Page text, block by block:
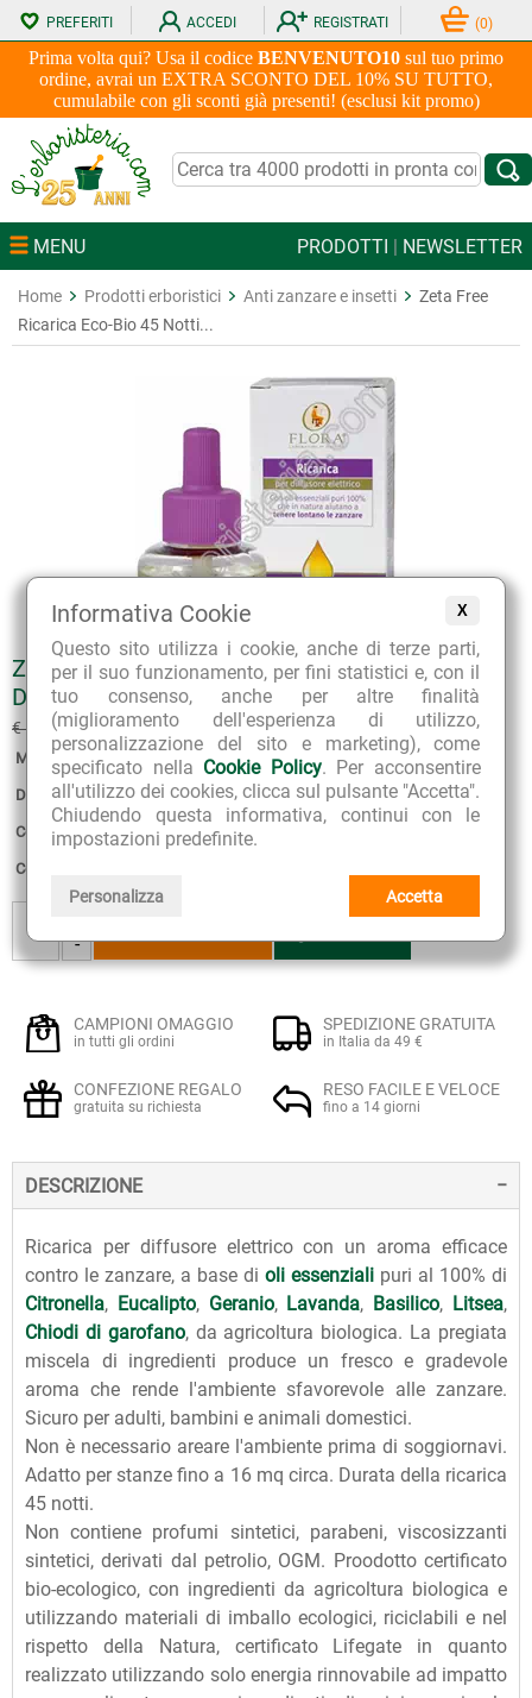
X
Informativa Cookie
Questo sito utilizza i cookie, anche di terze parti,
per il suo funzionamento, per fini statistici e, con il
tuo consenso, anche per altre finalità
(miglioramento dell'esperienza di utilizzo,
personalizzazione del sito e marketing), come
specificato nella Cookie Policy. Per acconsentire
all'utilizzo dei cookies, clicca sul pulsante "Accetta".
Chiudendo questa informativa, continui con le
impostazioni predefinite.
Personalizza Accetta
Prima volta qui? Usa il codice BENVENUTO10 sul tuo primo
ordine, avrai un EXTRA SCONTO DEL 10% SU TUTTO,
cumulabile con gli sconti già presenti! (esclusi kit promo)
PREFERITI ACCEDI REGISTRATI (0)
MENU PRODOTTI | NEWSLETTER
Home Prodotti erboristici Anti zanzare e insetti
Zeta Free
Ricarica Eco-Bio 45 Notti...
ZETA FREE RICARICA ECO-BIO 45 NOTTI PER
DIFFUSORE ELETTRICO
€ 13.70 € 12.33(sconto 10%)
Marca: Flora
Disponibilità: 4
Confezione: 25 ml per 45 notti
Consegna stimata:
-
AL CESTINO
AGGIUNGI
AI PREFERITI
CAMPIONI OMAGGIO
in tutti gli ordini
SPEDIZIONE GRATUITA
in Italia da 49 €
CONFEZIONE REGALO
gratuita su richiesta
RESO FACILE E VELOCE
fino a 14 giorni
DESCRIZIONE
Ricarica per diffusore elettrico con un aroma efficace
contro le zanzare, a base di oli essenziali puri al 100% di
Citronella, Eucalipto, Geranio, Lavanda, Basilico, Litsea,
Chiodi di garofano, da agricoltura biologica. La pregiata
miscela di ingredienti produce un fresco e gradevole
aroma che rende l'ambiente sfavorevole alle zanzare.
Sicuro per adulti, bambini e animali domestici.
Non è necessario areare l'ambiente prima di soggiornavi.
Adatto per stanze fino a 16 mq circa. Durata della ricarica
45 notti.
Non contiene profumi sintetici, parabeni, viscosizzanti
sintetici, derivati dal petrolio, OGM. Proodotto certificato
bio-ecologico, con ingredienti da agricoltura biologica e
utilizzando materiali di imballo ecologici, riciclabili e nel
rispetto della Natura, certificato Lifegate in quanto
realizzato utilizzando solo energia rinnovabile ad impatto